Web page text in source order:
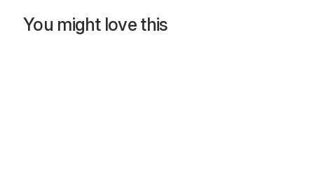
You might love this